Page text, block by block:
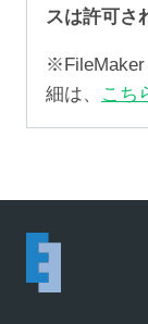
スは許可さ
※FileMaker
細は、
こち